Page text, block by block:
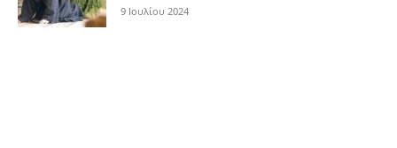
9 Ιουλίου 2024